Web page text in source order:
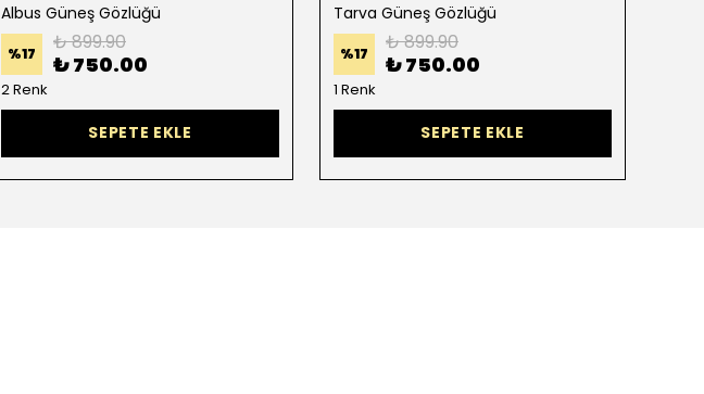
Albus Güneş Gözlüğü
%17 ₺ 899.90
₺ 750.00
2 Renk
SEPETE EKLE
Tarva Güneş Gözlüğü
%17 ₺ 899.90
₺ 750.00
1 Renk
SEPETE EKLE